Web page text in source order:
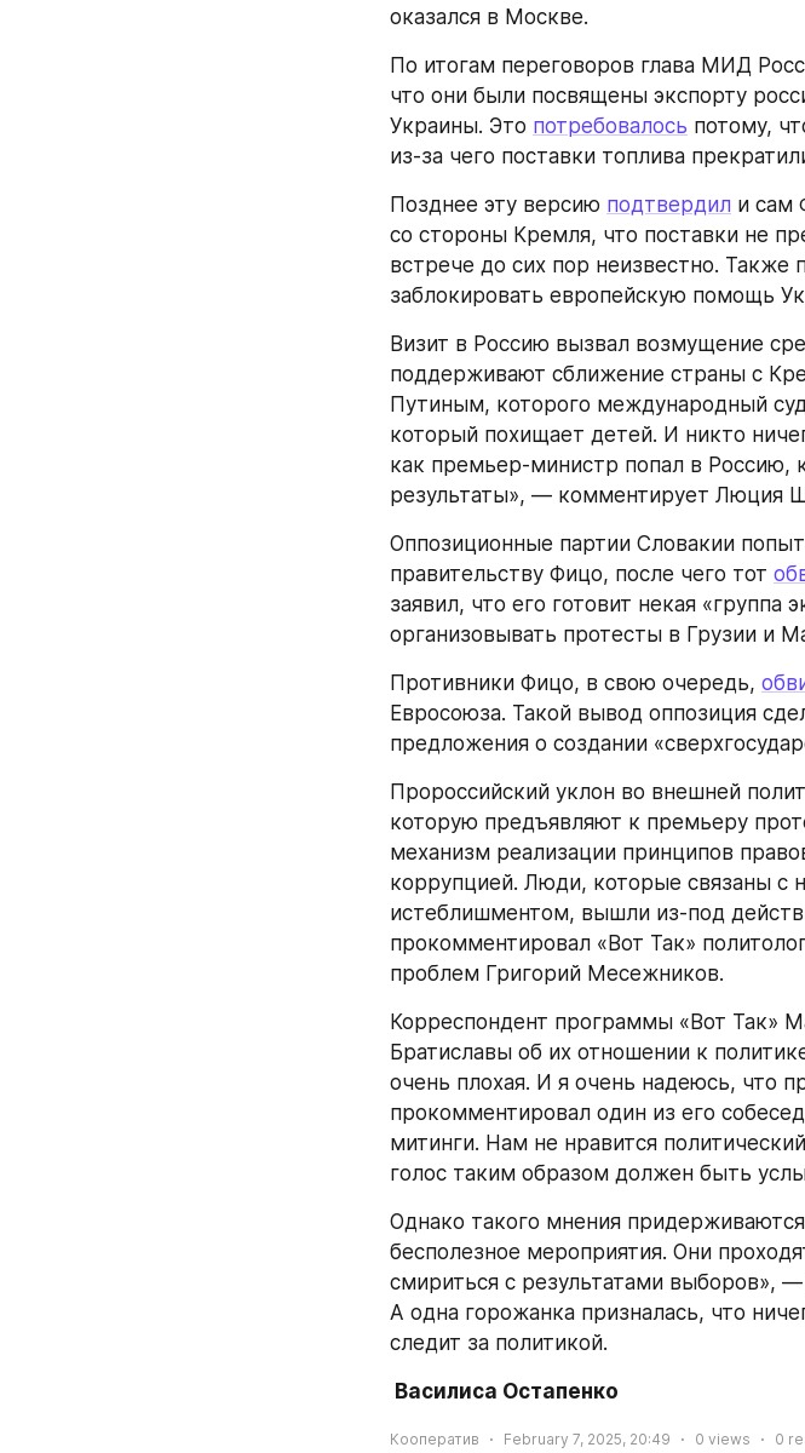
оказался в Москве.
По итогам переговоров глава МИД
что они были посвящены экспорту
Украины. Это потребовалось потому,
из-за чего поставки топлива
Позднее эту версию подтвердил и сам
со стороны Кремля, что поставки не
встрече до сих пор неизвестно. Также
заблокировать европейскую помощь
Визит в Россию вызвал возмущение
поддерживают сближение страны с
Путиным, которого международный
который похищает детей. И никто
как премьер-министр попал в Россию,
результаты», — комментирует Люция
Оппозиционные партии Словакии
правительству Фицо, после чего тот
заявил, что его готовит некая «группа
организовывать протесты в Грузии и
Противники Фицо, в свою очередь,
Евросоюза. Такой вывод оппозиция
предложения о создании
Пророссийский уклон во внешней
которую предъявляют к премьеру
механизм реализации принципов
коррупцией. Люди, которые связаны с
истеблишментом, вышли из-под
прокомментировал «Вот Так»
проблем Григорий Месежников.
Корреспондент программы «Вот Так»
Братиславы об их отношении к
очень плохая. И я очень надеюсь, что
прокомментировал один из его
митинги. Нам не нравится
голос таким образом должен быть
Однако такого мнения
бесполезное мероприятия. Они
смириться с результатами выборов»,
А одна горожанка призналась, что
следит за политикой.
Василиса Остапенко
Кооператив February 7, 2025, 20:49 0 views 0